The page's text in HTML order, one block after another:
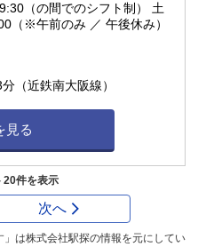
（の間でのシフト制） 土
（※午前のみ ／ 午後休み）
（近鉄南大阪線）
見る
20件を表示
次へ
は株式会社駅探の情報を元にしてい